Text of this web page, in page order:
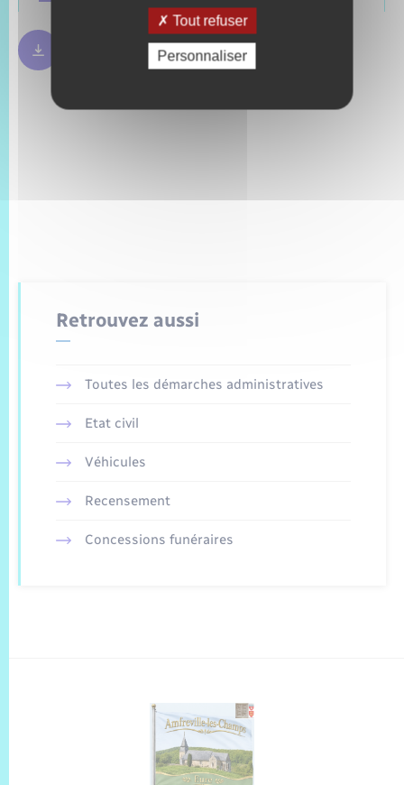
Règles bulletin de vote
Retrouvez aussi
Toutes les démarches administratives
Etat civil
Véhicules
Recensement
Concessions funéraires
Tout refuser
Personnaliser